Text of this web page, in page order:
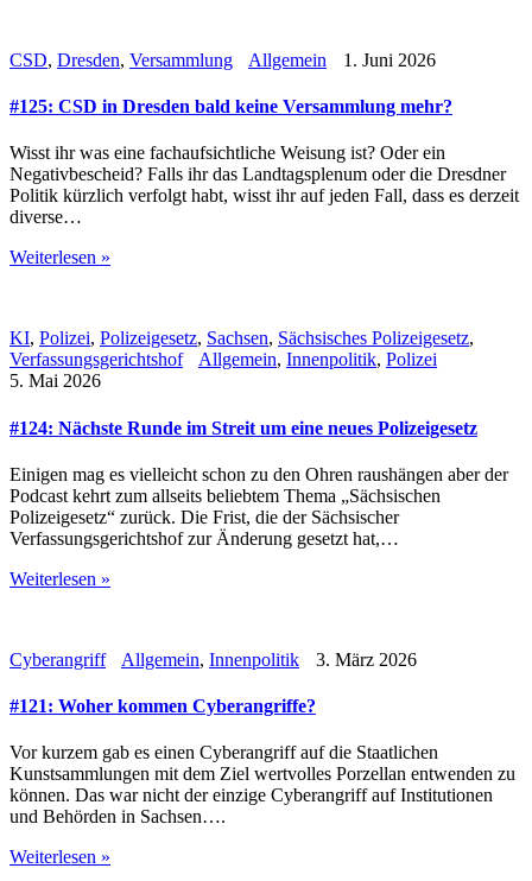
CSD, Dresden, Versammlung Allgemein 1. Juni 2026
#125: CSD in Dresden bald keine Versammlung mehr?
Wisst ihr was eine fachaufsichtliche Weisung ist? Oder ein
Negativbescheid? Falls ihr das Landtagsplenum oder die Dresdner
Politik kürzlich verfolgt habt, wisst ihr auf jeden Fall, dass es derzeit
diverse…
Weiterlesen »
KI, Polizei, Polizeigesetz, Sachsen, Sächsisches Polizeigesetz,
Verfassungsgerichtshof
Allgemein, Innenpolitik, Polizei
5. Mai 2026
#124: Nächste Runde im Streit um eine neues Polizeigesetz
Einigen mag es vielleicht schon zu den Ohren raushängen aber der
Podcast kehrt zum allseits beliebtem Thema „Sächsischen
Polizeigesetz“ zurück. Die Frist, die der Sächsischer
Verfassungsgerichtshof zur Änderung gesetzt hat,…
Weiterlesen »
Cyberangriff Allgemein, Innenpolitik 3. März 2026
#121: Woher kommen Cyberangriffe?
Vor kurzem gab es einen Cyberangriff auf die Staatlichen
Kunstsammlungen mit dem Ziel wertvolles Porzellan entwenden zu
können. Das war nicht der einzige Cyberangriff auf Institutionen
und Behörden in Sachsen….
Weiterlesen »